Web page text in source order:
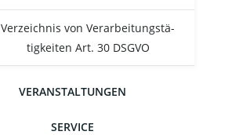
Ver­zeich­nis von Ver­ar­bei­tungs­tä­
tig­kei­ten Art. 30 DSGVO
VER­AN­STAL­TUN­GEN
SER­VICE